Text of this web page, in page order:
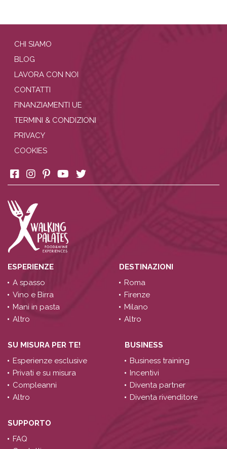
CHI SIAMO
BLOG
LAVORA CON NOI
CONTATTI
FINANZIAMENTI UE
TERMINI & CONDIZIONI
PRIVACY
COOKIES
ESPERIENZE
A spasso
Vino e Birra
Mani in pasta
Altro
DESTINAZIONI
Roma
Firenze
Milano
Altro
SU MISURA PER TE!
Esperienze esclusive
Privati e su misura
Compleanni
Altro
BUSINESS
Business training
Incentivi
Diventa partner
Diventa rivenditore
SUPPORTO
FAQ